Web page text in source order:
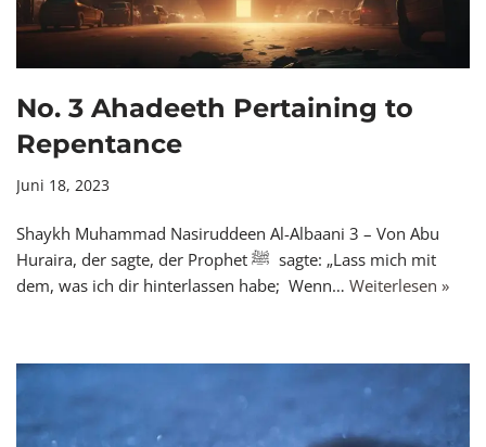
No. 3 Ahadeeth Pertaining to
Repentance
Juni 18, 2023
Shaykh Muhammad Nasiruddeen Al-Albaani 3 – Von Abu
Huraira, der sagte, der Prophet ﷺ sagte: „Lass mich mit
dem, was ich dir hinterlassen habe; Wenn… Weiterlesen »